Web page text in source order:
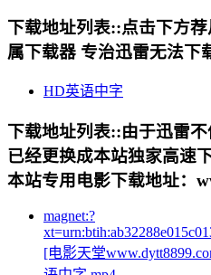
下载地址列表::点击下方
属下载器 专治迅雷无法下
HD英语中字
下载地址列表::由于迅雷
已经更换成本站独家高速
本站专用电影下载地址：
magnet:?
[电影天堂